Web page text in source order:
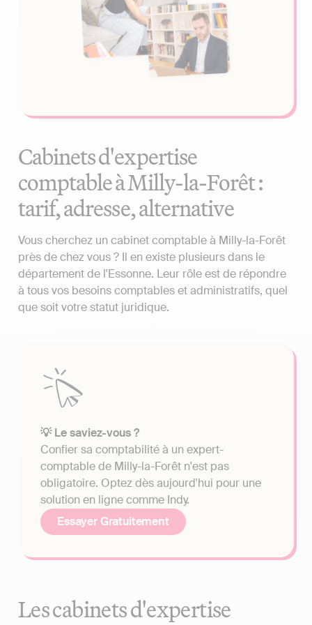
Cabinets d'expertise
comptable à Milly-la-Forêt :
tarif, adresse, alternative
Vous cherchez un cabinet comptable à Milly-la-Forêt
près de chez vous ? Il en existe plusieurs dans le
département de l'Essonne. Leur rôle est de répondre
à tous vos besoins comptables et administratifs, quel
que soit votre statut juridique.
💡 Le saviez-vous ?
Confier sa comptabilité à un expert-
comptable de Milly-la-Forêt n'est pas
obligatoire. Optez dès aujourd'hui pour une
solution en ligne comme Indy.
Essayer Gratuitement
Les cabinets d'expertise